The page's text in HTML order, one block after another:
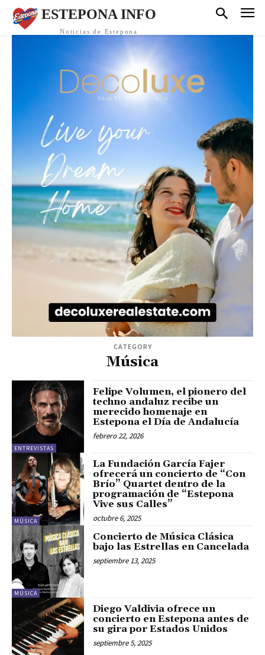
ESTEPONA INFO
Noticias de Estepona
CATEGORY
Música
ENTREVISTAS
Felipe Volumen, el pionero del
techno andaluz recibe un
merecido homenaje en
Estepona el Día de Andalucía
febrero 22, 2026
MÚSICA
La Fundación García Fajer
ofrecerá un concierto de “Con
Brío” Quartet dentro de la
programación de “Estepona
Vive sus Calles”
octubre 6, 2025
MÚSICA
Concierto de Música Clásica
bajo las Estrellas en Cancelada
septiembre 13, 2025
Diego Valdivia ofrece un
concierto en Estepona antes de
su gira por Estados Unidos
septiembre 5, 2025